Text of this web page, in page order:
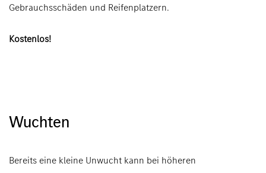
Gebrauchsschäden und Reifenplatzern.
Kostenlos!
Wuchten
Bereits eine kleine Unwucht kann bei höheren